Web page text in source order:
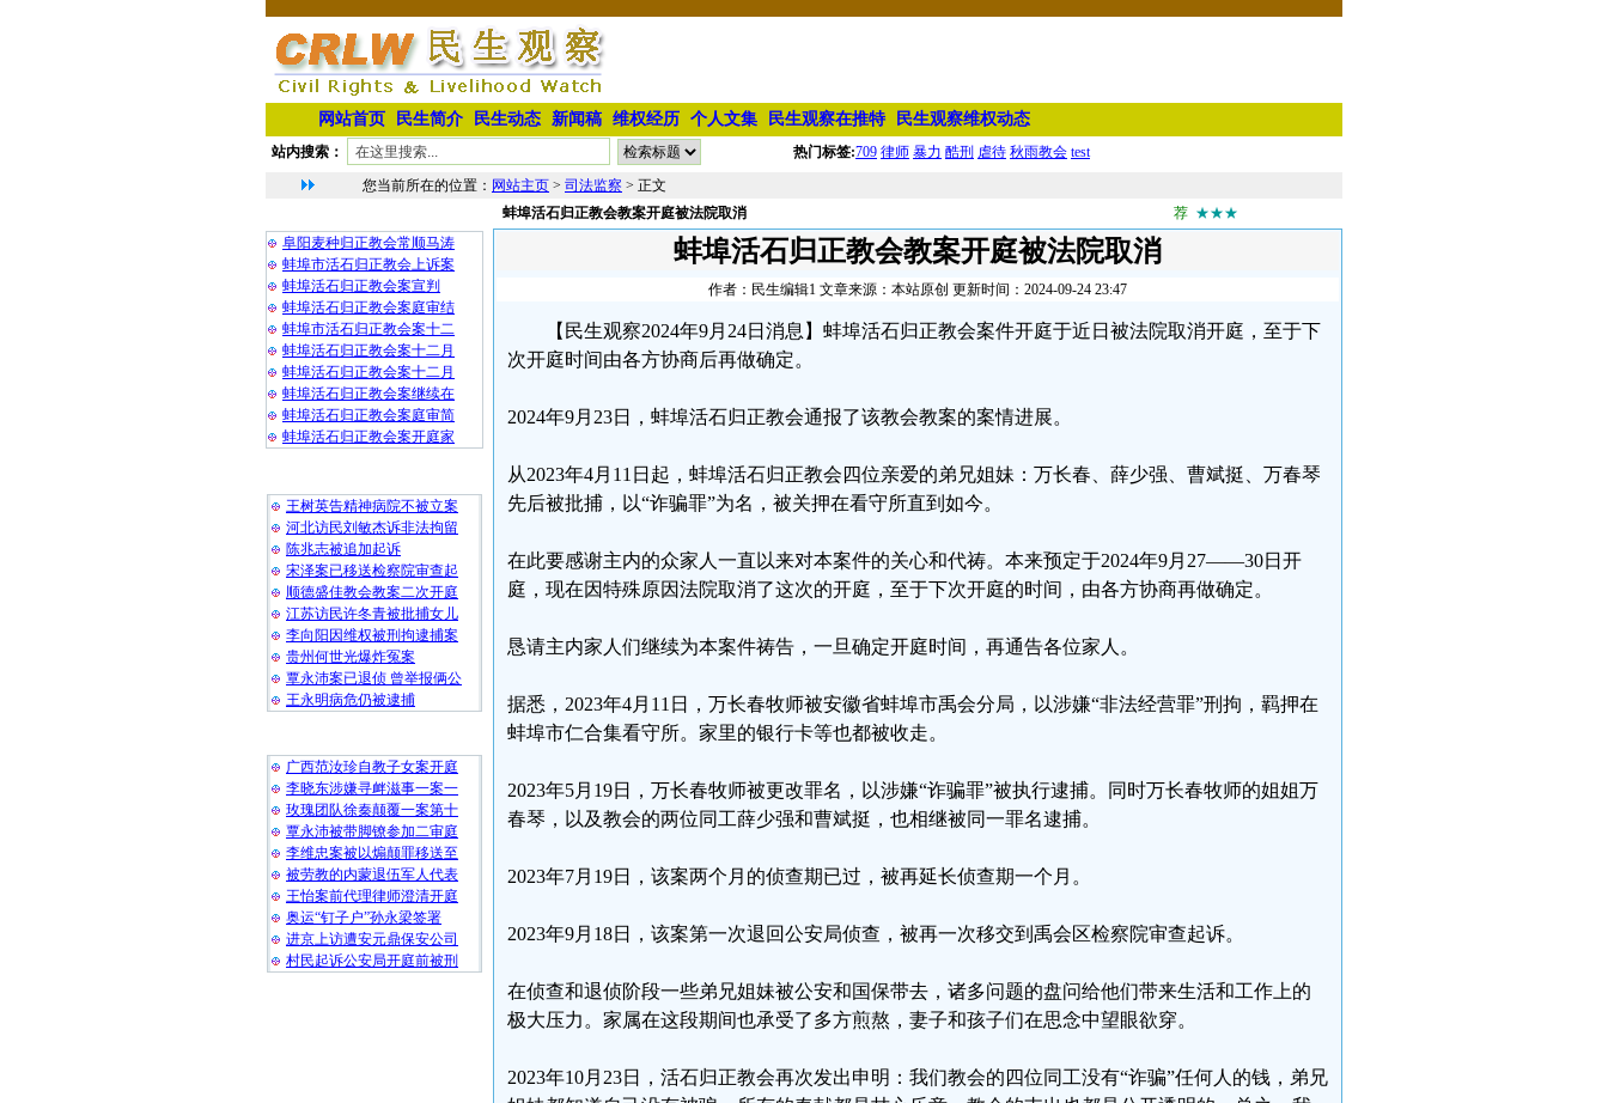
网站首页 民生简介 民生动态 新闻稿 维权经历 个人文集 民生观察在推特 民生观察维权动态
站内搜索： 热门标签:709 律师 暴力 酷刑 虐待 秋雨教会 test
您当前所在的位置： 网站主页 > 司法监察 > 正文
阜阳麦种归正教会常顺马涛
蚌埠市活石归正教会上诉案
蚌埠活石归正教会案宣判
蚌埠活石归正教会案庭审结
蚌埠市活石归正教会案十二
蚌埠活石归正教会案十二月
蚌埠活石归正教会案十二月
蚌埠活石归正教会案继续在
蚌埠活石归正教会案庭审简
蚌埠活石归正教会案开庭家
王树英告精神病院不被立案
河北访民刘敏杰诉非法拘留
陈兆志被追加起诉
宋泽案已移送检察院审查起
顺德盛佳教会教案二次开庭
江苏访民许冬青被批捕女儿
李向阳因维权被刑拘逮捕案
贵州何世光爆炸冤案
覃永沛案已退侦 曾举报俩公
王永明病危仍被逮捕
广西范汝珍自教子女案开庭
李晓东涉嫌寻衅滋事一案一
玫瑰团队徐秦颠覆一案第十
覃永沛被带脚镣参加二审庭
李维忠案被以煽颠罪移送至
被劳教的内蒙退伍军人代表
王怡案前代理律师澄清开庭
奥运“钉子户”孙永梁签署
进京上访遭安元鼎保安公司
村民起诉公安局开庭前被刑
蚌埠活石归正教会教案开庭被法院取消 荐 ★★★
蚌埠活石归正教会教案开庭被法院取消
作者：民生编辑1 文章来源：本站原创 更新时间：2024-09-24 23:47
【民生观察2024年9月24日消息】蚌埠活石归正教会案件开庭于近日被法院取消开庭，至于下
次开庭时间由各方协商后再做确定。
2024年9月23日，蚌埠活石归正教会通报了该教会教案的案情进展。
从2023年4月11日起，蚌埠活石归正教会四位亲爱的弟兄姐妹：万长春、薛少强、曹斌挺、万春琴
先后被批捕，以“诈骗罪”为名，被关押在看守所直到如今。
在此要感谢主内的众家人一直以来对本案件的关心和代祷。本来预定于2024年9月27——30日开
庭，现在因特殊原因法院取消了这次的开庭，至于下次开庭的时间，由各方协商再做确定。
恳请主内家人们继续为本案件祷告，一旦确定开庭时间，再通告各位家人。
据悉，2023年4月11日，万长春牧师被安徽省蚌埠市禹会分局，以涉嫌“非法经营罪”刑拘，羁押在
蚌埠市仁合集看守所。家里的银行卡等也都被收走。
2023年5月19日，万长春牧师被更改罪名，以涉嫌“诈骗罪”被执行逮捕。同时万长春牧师的姐姐万
春琴，以及教会的两位同工薛少强和曹斌挺，也相继被同一罪名逮捕。
2023年7月19日，该案两个月的侦查期已过，被再延长侦查期一个月。
2023年9月18日，该案第一次退回公安局侦查，被再一次移交到禹会区检察院审查起诉。
在侦查和退侦阶段一些弟兄姐妹被公安和国保带去，诸多问题的盘问给他们带来生活和工作上的
极大压力。家属在这段期间也承受了多方煎熬，妻子和孩子们在思念中望眼欲穿。
2023年10月23日，活石归正教会再次发出申明：我们教会的四位同工没有“诈骗”任何人的钱，弟兄